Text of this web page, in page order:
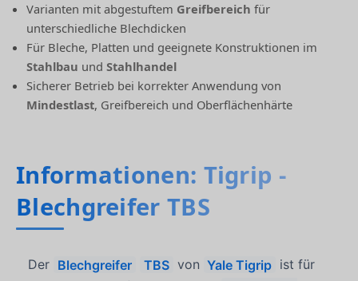
Varianten mit abgestuftem Greifbereich für
unterschiedliche Blechdicken
Für Bleche, Platten und geeignete Konstruktionen im
Stahlbau undStahlhandel
Sicherer Betrieb bei korrekter Anwendung von
Mindestlast, Greifbereich und Oberflächenhärte
Informationen: Tigrip -
Blechgreifer TBS
Der Blechgreifer TBS von Yale Tigrip ist für